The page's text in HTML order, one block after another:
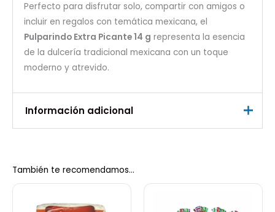
Perfecto para disfrutar solo, compartir con amigos o
incluir en regalos con temática mexicana, el
Pulparindo Extra Picante 14 g representa la esencia
de la dulcería tradicional mexicana con un toque
moderno y atrevido.
Información adicional
También te recomendamos…